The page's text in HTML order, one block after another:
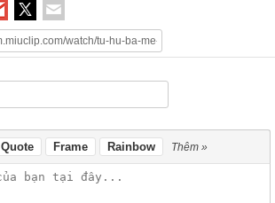
Quote Frame Rainbow Thêm »